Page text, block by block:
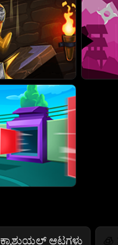
ಕ್ಯಾಶುಯಲ್ ಆಟಗಳು 🧊